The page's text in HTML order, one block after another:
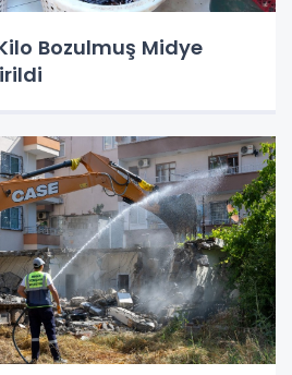
Bozulmuş Midye